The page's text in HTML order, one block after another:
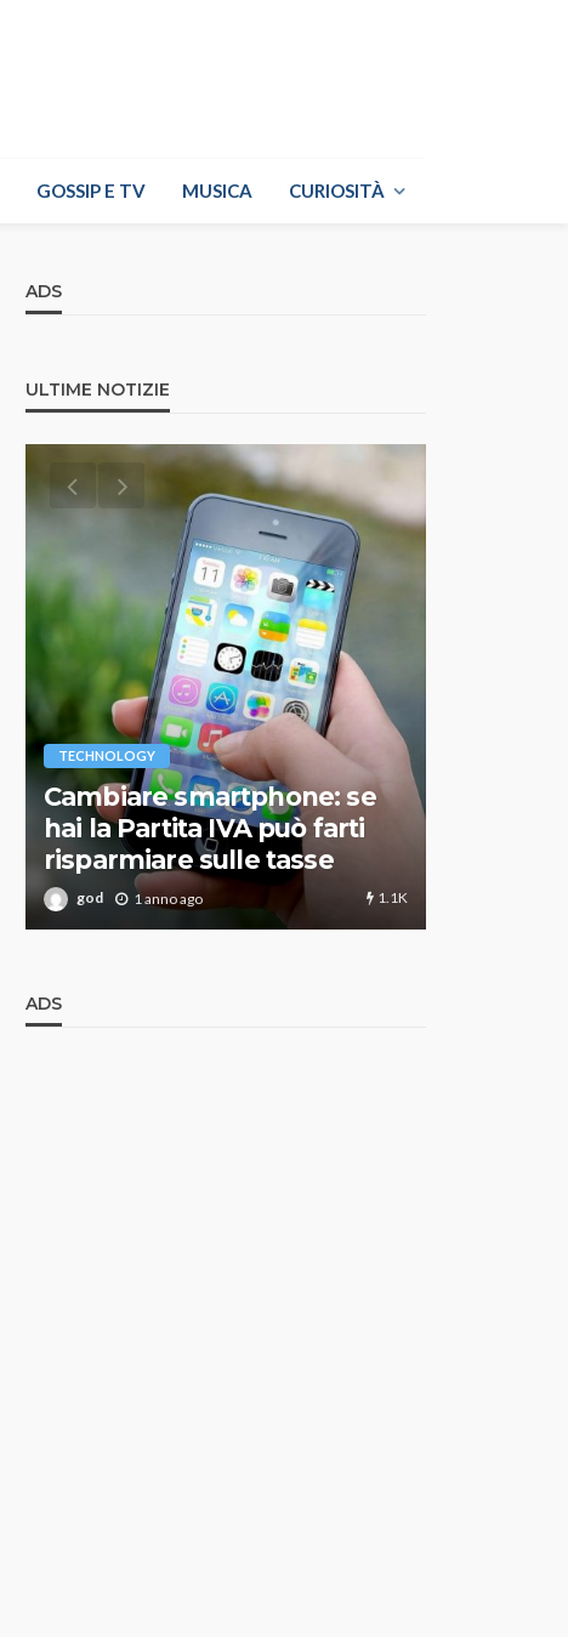
GOSSIP E TV MUSICA CURIOSITÀ
ADS
ULTIME NOTIZIE
TECHNOLOGY
Cambiare smartphone: se
hai la Partita IVA può farti
risparmiare sulle tasse
god 1 anno ago 1.1K
ADS